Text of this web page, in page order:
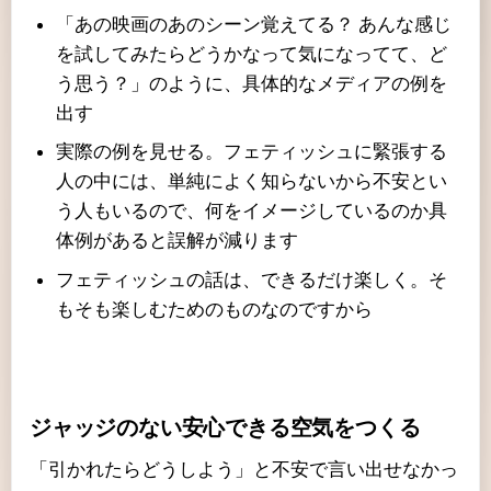
「あの映画のあのシーン覚えてる？ あんな感じ
を試してみたらどうかなって気になってて、ど
う思う？」のように、具体的なメディアの例を
出す
実際の例を見せる。フェティッシュに緊張する
人の中には、単純によく知らないから不安とい
う人もいるので、何をイメージしているのか具
体例があると誤解が減ります
フェティッシュの話は、できるだけ楽しく。そ
もそも楽しむためのものなのですから
ジャッジのない安心できる空気をつくる
「引かれたらどうしよう」と不安で言い出せなかっ